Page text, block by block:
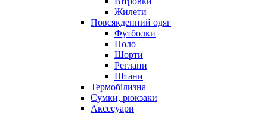
Жилети
Повсякденний одяг
Футболки
Поло
Шорти
Реглани
Штани
Термобілизна
Сумки, рюкзаки
Аксесуари